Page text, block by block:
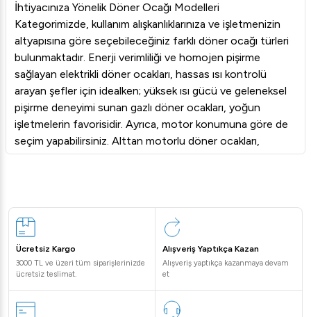
İhtiyacınıza Yönelik Döner Ocağı Modelleri
Kategorimizde, kullanım alışkanlıklarınıza ve işletmenizin
altyapısına göre seçebileceğiniz farklı döner ocağı türleri
bulunmaktadır. Enerji verimliliği ve homojen pişirme
sağlayan elektrikli döner ocakları, hassas ısı kontrolü
arayan şefler için idealken; yüksek ısı gücü ve geleneksel
pişirme deneyimi sunan gazlı döner ocakları, yoğun
işletmelerin favorisidir. Ayrıca, motor konumuna göre de
seçim yapabilirsiniz. Alttan motorlu döner ocakları,
motoru ısıdan koruyarak daha uzun ömürlü bir kullanım
radyan (ısıtıcı) sayılarına sahip modellerimizle, günlük
döner kapasitenize en uygun makineyi kolayca
bulabilirsiniz.
Döner Ocağı Seçerken Dikkat Edilmesi Gerekenler
Doğru döner ocağını seçmek, yatırımınızın karşılığını
almanız ve operasyonel verimliliğiniz için kritiktir. Seçim
yaparken günlük döner satış kapasitenizi, mutfak alanınızın
Ücretsiz Kargo
3000 TL ve üzeri tüm siparişlerinizde
ücretsiz teslimat.
Alışveriş Yaptıkça Kazan
Alışveriş yaptıkça kazanmaya devam
et